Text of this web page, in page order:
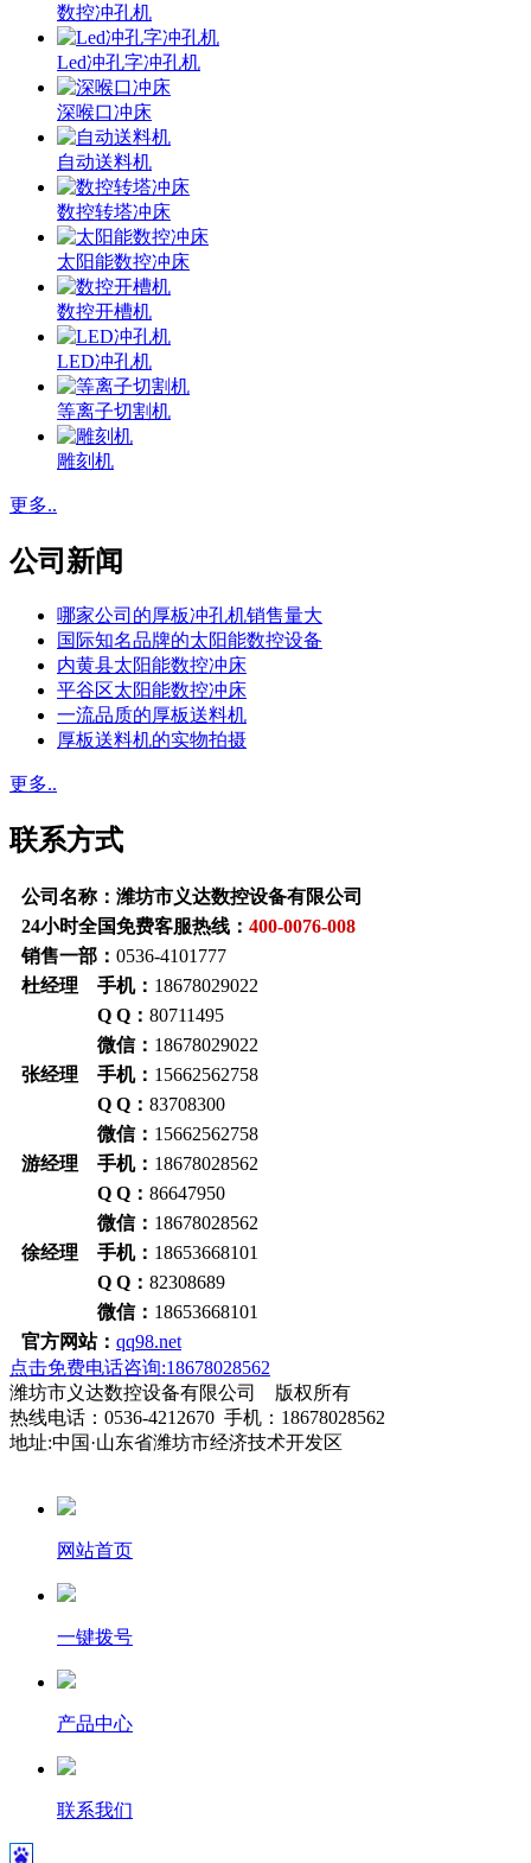
数控冲孔机
Led冲孔字冲孔机
深喉口冲床
自动送料机
数控转塔冲床
太阳能数控冲床
数控开槽机
LED冲孔机
等离子切割机
雕刻机
更多..
公司新闻
哪家公司的厚板冲孔机销售量大
国际知名品牌的太阳能数控设备
内黄县太阳能数控冲床
平谷区太阳能数控冲床
一流品质的厚板送料机
厚板送料机的实物拍摄
更多..
联系方式
公司名称：潍坊市义达数控设备有限公司
24小时全国免费客服热线： 400-0076-008
销售一部： 0536-4101777
杜经理 手机： 18678029022
Q Q： 80711495
微信： 18678029022
张经理 手机： 15662562758
Q Q ： 83708300
微信： 15662562758
游经理 手机： 18678028562
Q Q ： 86647950
微信： 18678028562
徐经理 手机： 18653668101
Q Q ： 82308689
微信： 18653668101
官方网站： qq98.net
点击免费电话咨询:18678028562
潍坊市义达数控设备有限公司 版权所有
热线电话：0536-4212670 手机：18678028562
地址:中国·山东省潍坊市经济技术开发区
网站首页
一键拨号
产品中心
联系我们